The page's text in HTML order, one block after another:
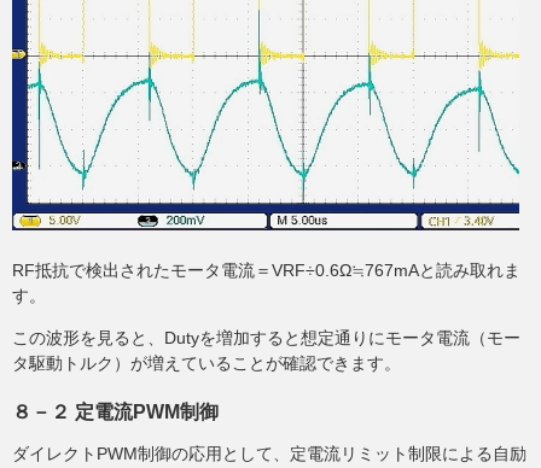
RF抵抗で検出されたモータ電流＝VRF÷0.6Ω≒767mAと読み取れま
す。
この波形を見ると、Dutyを増加すると想定通りにモータ電流（モー
タ駆動トルク）が増えていることが確認できます。
８－２ 定電流PWM制御
ダイレクトPWM制御の応用として、定電流リミット制限による自励